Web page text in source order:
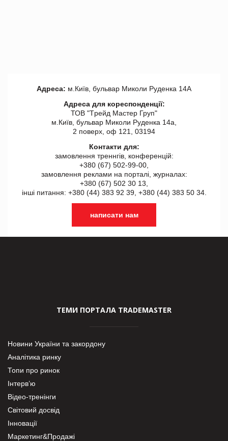
Адреса: м.Київ, бульвар Миколи Руденка 14А
Адреса для кореспонденції:
ТОВ "Tрейд Мастер Груп"
м.Київ, бульвар Миколи Руденка 14а,
2 поверх, оф 121, 03194
Контакти для:
замовлення треннгів, конференцій:
+380 (67) 502-99-00,
замовлення реклами на порталі, журналах:
+380 (67) 502 30 13,
інші питання: +380 (44) 383 92 39, +380 (44) 383 50 34.
написати нам
ТЕМИ ПОРТАЛА TRADEMASTER
Новини України та закордону
Аналітика ринку
Топи про ринок
Інтерв’ю
Відео-тренінги
Світовий досвід
Інновації
Маркетинг&Продажі